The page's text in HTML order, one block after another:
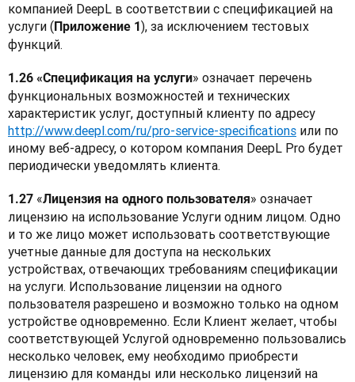
компанией DeepL в соответствии с спецификацией на
услуги (Приложение 1), за исключением тестовых
функций.
1.26 «Спецификация на услуги» означает перечень
функциональных возможностей и технических
http://www.deepl.com/ru/pro-service-specifications или по
иному веб-адресу, о котором компания DeepL Pro будет
периодически уведомлять клиента.
1.27 «Лицензия на одного пользователя» означает
лицензию на использование Услуги одним лицом. Одно
и то же лицо может использовать соответствующие
учетные данные для доступа на нескольких
устройствах, отвечающих требованиям спецификации
на услуги. Использование лицензии на одного
пользователя разрешено и возможно только на одном
устройстве одновременно. Если Клиент желает, чтобы
соответствующей Услугой одновременно пользовались
несколько человек, ему необходимо приобрести
лицензию для команды или несколько лицензий на